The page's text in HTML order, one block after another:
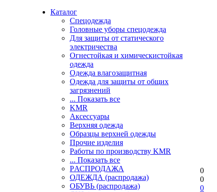
Каталог
Спецодежда
Головные уборы спецодежда
Для защиты от статического
электричества
Огнестойкая и химическистойкая
одежда
Одежда влагозащитная
Одежда для защиты от общих
загрязнений
... Показать все
KMR
Аксессуары
Верхняя одежда
Образцы верхней одежды
Прочие изделия
Работы по производству KMR
... Показать все
PАСПРОДАЖА
ОДЕЖДА (распродажа)
ОБУВЬ (распродажа)
0
0
0